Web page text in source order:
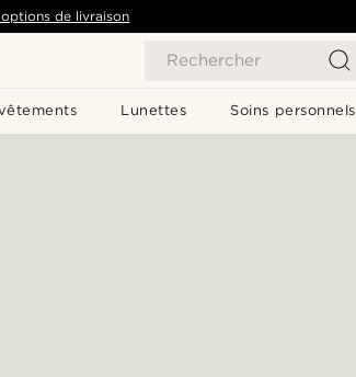
Rechercher
Lunettes Soins personnels
de livraison